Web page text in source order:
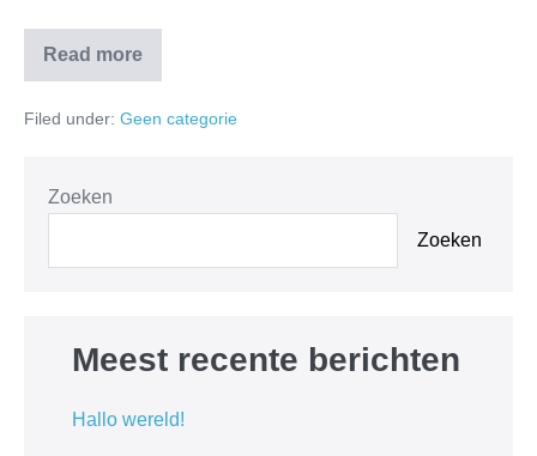
Read more
Hallo
wereld!
Filed under: Geen categorie
Zoeken
Zoeken
Meest recente berichten
Hallo wereld!